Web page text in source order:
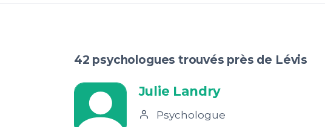
42 psychologues trouvés près de Lévis
Julie Landry
Psychologue